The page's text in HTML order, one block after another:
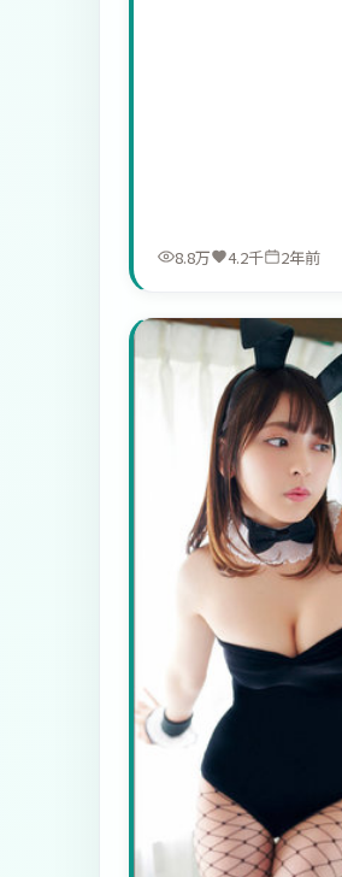
8.8万 4.2千 2年前